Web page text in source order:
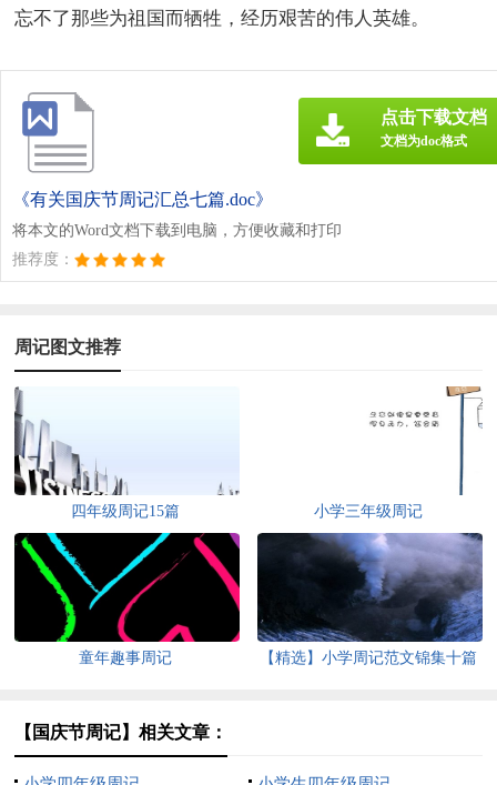
忘不了那些为祖国而牺牲，经历艰苦的伟人英雄。
《有关国庆节周记汇总七篇.doc》
将本文的Word文档下载到电脑，方便收藏和打印
推荐度：
点击下载文档
文档为doc格式
周记图文推荐
四年级周记15篇 小学三年级周记
童年趣事周记 【精选】小学周记范文锦集十篇
【国庆节周记】相关文章：